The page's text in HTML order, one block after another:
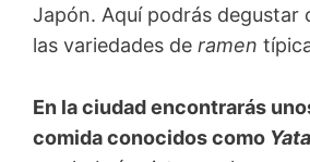
Japón. Aquí podrás degustar
las variedades de ramen
En la ciudad encontrarás
comida conocidos como